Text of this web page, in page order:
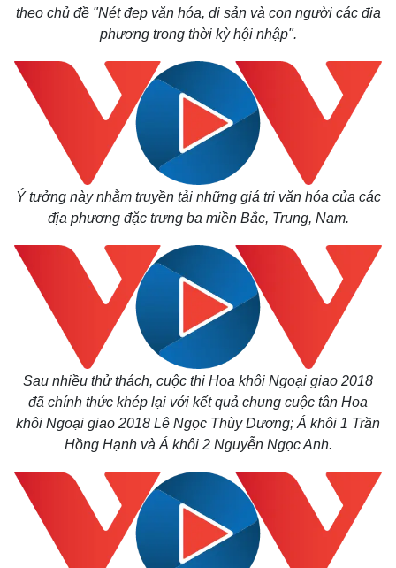
theo chủ đề "Nét đẹp văn hóa, di sản và con người các địa
phương trong thời kỳ hội nhập".
Ý tưởng này nhằm truyền tải những giá trị văn hóa của các
địa phương đặc trưng ba miền Bắc, Trung, Nam.
Sau nhiều thử thách, cuộc thi Hoa khôi Ngoại giao 2018
đã chính thức khép lại với kết quả chung cuộc tân Hoa
khôi Ngoại giao 2018 Lê Ngọc Thùy Dương; Á khôi 1 Trần
Hồng Hạnh và Á khôi 2 Nguyễn Ngọc Anh.